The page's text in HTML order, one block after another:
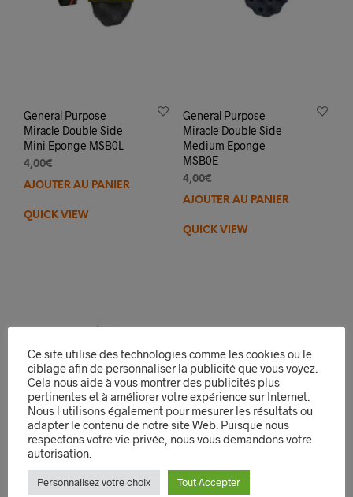
General Purpose
Miracle Double Side
Mini Eponge MSB0L
4,00€
AJOUTER AU PANIER
QUICK VIEW
General Purpose
Miracle Double Side
Medium Eponge
MSB0E
4,00€
AJOUTER AU PANIER
QUICK VIEW
Ce site utilise des technologies comme les cookies ou le
ciblage afin de personnaliser la publicité que vous voyez.
Cela nous aide à vous montrer des publicités plus
pertinentes et à améliorer votre expérience sur Internet.
Nous l'utilisons également pour mesurer les résultats ou
adapter le contenu de notre site Web. Puisque nous
respectons votre vie privée, nous vous demandons votre
autorisation.
Personnalisez votre choix Tout Accepter